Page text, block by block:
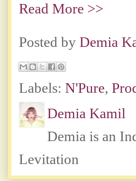
Read More >>
Posted by Demia
Labels: N'Pure,
Demia Kamil
Demia is an
Levitation